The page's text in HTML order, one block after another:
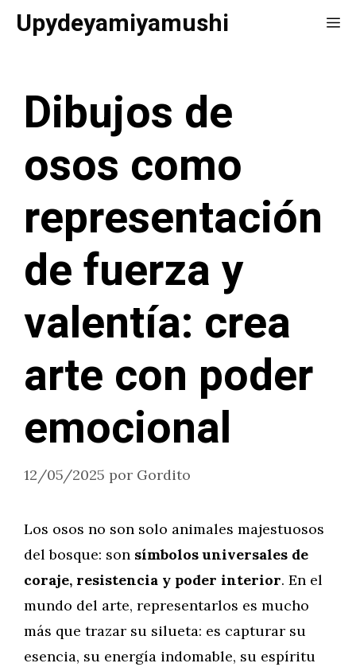
SaltarUpydeyamiyamushi
Dibujos de
osos como
representación
de fuerza y
valentía: crea
arte con poder
emocional
12/05/2025 por Gordito
Los osos no son solo animales majestuosos
del bosque: son símbolos universales de
coraje, resistencia y poder interior. En el
mundo del arte, representarlos es mucho
más que trazar su silueta: es capturar su
esencia, su energía indomable, su espíritu